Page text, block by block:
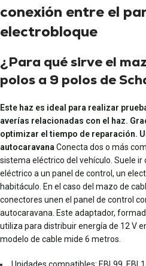
conexión entre el
electrobloque
¿Para qué sirve el
polos a 9 polos de
Este haz es ideal para realizar
averías relacionadas con el haz.
optimizar el tiempo de reparación.
autocaravana Conecta dos o más
sistema eléctrico del vehículo. Suele ir
eléctrico a un panel de control, un
habitáculo. En el caso del mazo de
conectores unen el panel de control
autocaravana. Este adaptador,
utiliza para distribuir energía de 12 V
modelo de cable mide 6 metros.